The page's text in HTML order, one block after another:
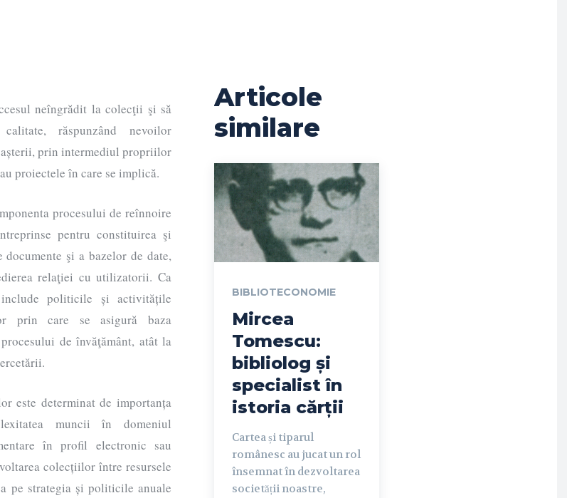
neîngrădit la colecţii şi să
răspunzând nevoilor
prin intermediul propriilor
proiectele în care se implică.
procesului de reînnoire
pentru constituirea şi
şi a bazelor de date,
relaţiei cu utilizatorii. Ca
politicile și activitățile
prin care se asigură baza
de învăţământ, atât la
este determinat de importanța
muncii în domeniul
în profil electronic sau
colecțiilor între resursele
pe strategia și politicile anuale
Articole
similare
BIBLIOTECONOMIE
Mircea
Tomescu:
bibliolog și
specialist în
istoria cărții
Cartea și tiparul
românesc au jucat un rol
însemnat în dezvoltarea
societății noastre,